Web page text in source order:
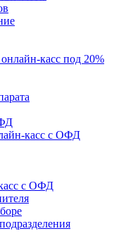
касс под 20%
касс с ОФД
с ОФД